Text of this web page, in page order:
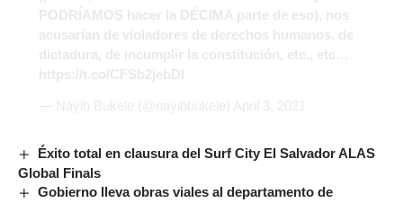
Éxito total en clausura del Surf City El Salvador ALAS
Global Finals
Gobierno lleva obras viales al departamento de